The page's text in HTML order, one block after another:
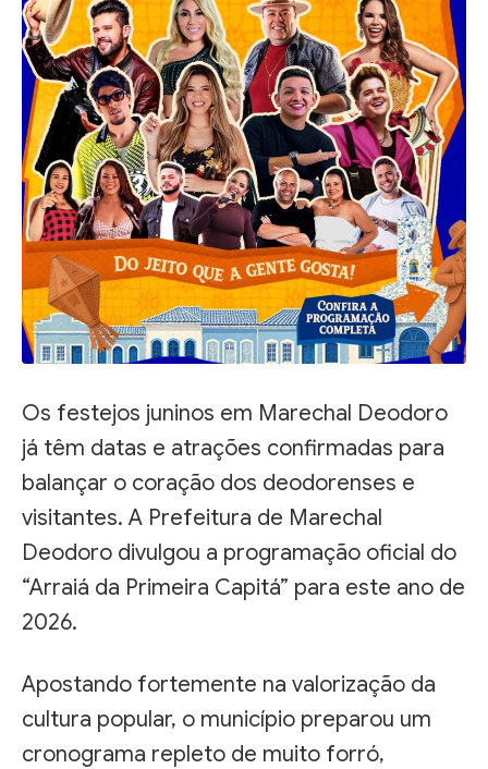
Os festejos juninos em Marechal Deodoro
já têm datas e atrações confirmadas para
balançar o coração dos deodorenses e
visitantes. A Prefeitura de Marechal
Deodoro divulgou a programação oficial do
“Arraiá da Primeira Capitá” para este ano de
2026.
Apostando fortemente na valorização da
cultura popular, o município preparou um
cronograma repleto de muito forró,